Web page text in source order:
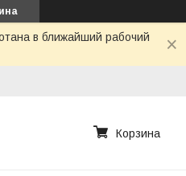
в ближайший рабочий
Корзина